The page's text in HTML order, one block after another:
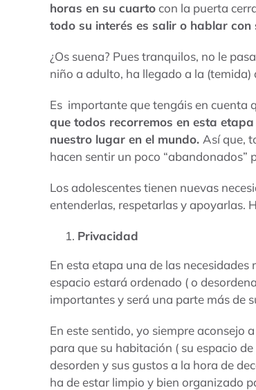
horas en su cuartocon la puerta
todo su interés es salir o hablar con
¿Os suena? Pues tranquilos, no le
niño a adulto, ha llegado a la (temida)
Es importante que tengáis en cuenta
que todos recorremos en esta
nuestro lugar en el mundo. Así que,
hacen sentir un poco “abandonados”
Los adolescentes tienen nuevas
entenderlas, respetarlas y apoyarlas.
Privacidad
En esta etapa una de las
espacio estará ordenado ( o
importantes y será una parte más de
En este sentido, yo siempre aconsejo
para que su habitación ( su espacio
desorden y sus gustos a la hora de
ha de estar limpio y bien organizado